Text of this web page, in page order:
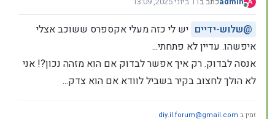
מנותק נערך לאחרונה על ידי
@שלוש-ידיים יש לי כזה מעלי אקספרס ששוכב אצלי
איפשהו. עדיין לא פתחתי...
אנסה לבדוק. רק איך אפשר לבדוק אם הוא מזהה נכון?! אני
לא הולך לחצוב בקיר בשביל לוודא אם הוא צדק...
זמין ב diy.il.forum@gmail.com